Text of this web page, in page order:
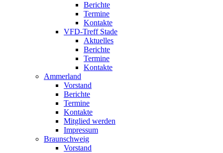
Berichte
Termine
Kontakte
VFD-Treff Stade
Aktuelles
Berichte
Termine
Kontakte
Ammerland
Vorstand
Berichte
Termine
Kontakte
Mitglied werden
Impressum
Braunschweig
Vorstand